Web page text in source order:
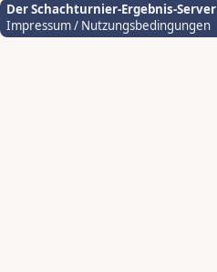
Der Schachturnier-Ergebnis-Server
Impressum / Nutzungsbedingungen